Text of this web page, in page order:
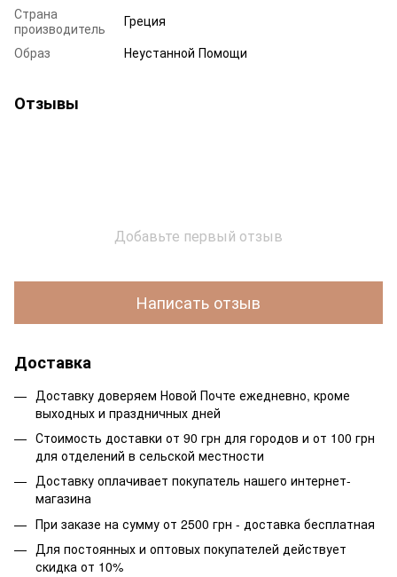
Страна
производитель
Греция
Образ
Неустанной Помощи
Отзывы
Добавьте первый отзыв
Написать отзыв
Доставка
Доставку доверяем Новой Почте ежедневно, кроме
выходных и праздничных дней
Стоимость доставки от 90 грн для городов и от 100 грн
для отделений в сельской местности
Доставку оплачивает покупатель нашего интернет-
магазина
При заказе на сумму от 2500 грн - доставка бесплатная
Для постоянных и оптовых покупателей действует
скидка от 10%